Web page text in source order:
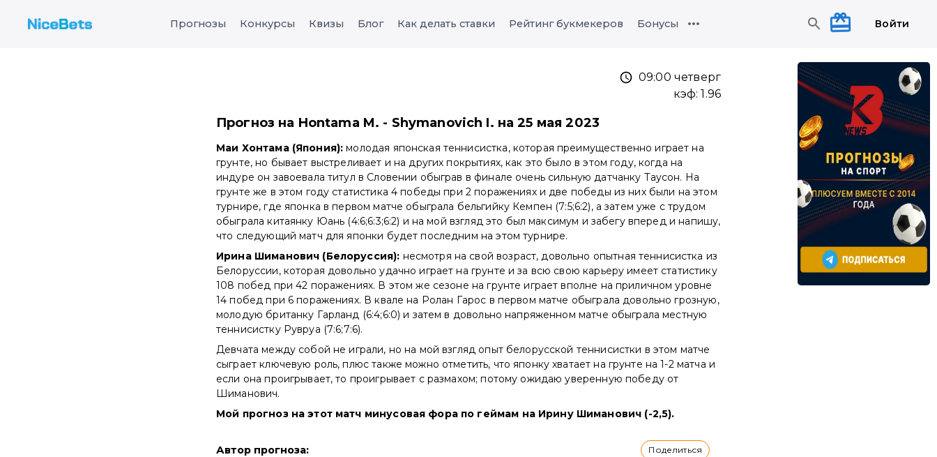
Прогнозы Конкурсы Квизы Блог Как делать ставки Рейтинг букмекеров Бонусы Войти
09:00 четверг
кэф:1.96
Прогноз на Hontama M. - Shymanovich I. на 25 мая 2023
Маи Хонтама (Япония):молодая японская теннисистка, которая преимущественно играет на
грунте, но бывает выстреливает и на других покрытиях, как это было в этом году, когда на
индуре он завоевала титул в Словении обыграв в финале очень сильную датчанку Таусон. На
грунте же в этом году статистика 4 победы при 2 поражениях и две победы из них были на этом
турнире, где японка в первом матче обыграла бельгийку Кемпен (7:5;6:2), а затем уже с трудом
обыграла китаянку Юань (4:6;6:3;6:2) и на мой взгляд это был максимум и забегу вперед и напишу,
что следующий матч для японки будет последним на этом турнире.
Ирина Шиманович (Белоруссия): несмотря на свой возраст, довольно опытная теннисистка из
Белоруссии, которая довольно удачно играет на грунте и за всю свою карьеру имеет статистику
108 побед при 42 поражениях. В этом же сезоне на грунте играет вполне на приличном уровне
14 побед при 6 поражениях. В квале на Ролан Гарос в первом матче обыграла довольно грозную,
молодую британку Гарланд (6:4;6:0) и затем в довольно напряженном матче обыграла местную
теннисистку Рувруа (7:6;7:6).
Девчата между собой не играли, но на мой взгляд опыт белорусской теннисистки в этом матче
сыграет ключевую роль, плюс также можно отметить, что японку хватает на грунте на 1-2 матча и
если она проигрывает, то проигрывает с размахом; потому ожидаю уверенную победу от
Шиманович.
Мой прогноз на этот матч минусовая фора по геймам на Ирину Шиманович (-2,5).
Автор прогноза: Поделиться